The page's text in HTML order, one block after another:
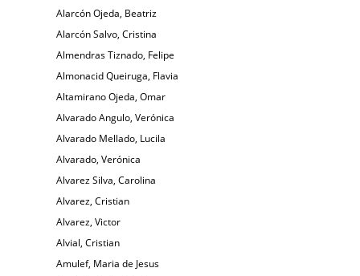
Alarcón Ojeda, Beatriz
Alarcón Salvo, Cristina
Almendras Tiznado, Felipe
Almonacid Queiruga, Flavia
Altamirano Ojeda, Omar
Alvarado Angulo, Verónica
Alvarado Mellado, Lucila
Alvarado, Verónica
Alvarez Silva, Carolina
Alvarez, Cristian
Alvarez, Victor
Alvial, Cristian
Amulef, Maria de Jesus